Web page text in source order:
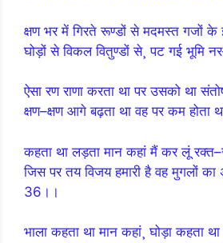
क्षण भर में गिरते रूण्डों से मदमस्त गजों के
घोड़ों से विकल वितुण्डों से¸ पट गई भूमि
ऐसा रण राणा करता था पर उसको था
क्षण–क्षण आगे बढ़ता था वह पर कम होता
कहता था लड़ता मान कहां मैं कर लूं
जिस पर तय विजय हमारी है वह मुगलों का
36।।
भाला कहता था मान कहां¸ घोड़ा कहता